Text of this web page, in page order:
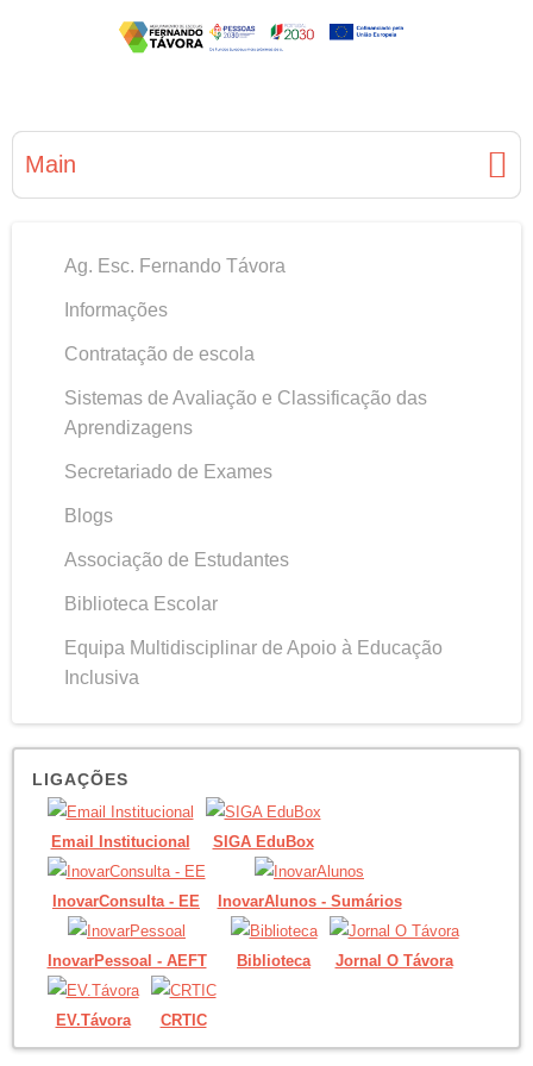
Main
Ag. Esc. Fernando Távora
Informações
Contratação de escola
Sistemas de Avaliação e Classificação das
Aprendizagens
Secretariado de Exames
Blogs
Associação de Estudantes
Biblioteca Escolar
Equipa Multidisciplinar de Apoio à Educação
Inclusiva
LIGAÇÕES
Email Institucional SIGA EduBox
InovarConsulta - EE InovarAlunos - Sumários
InovarPessoal - AEFT Biblioteca Jornal O Távora
EV.Távora CRTIC